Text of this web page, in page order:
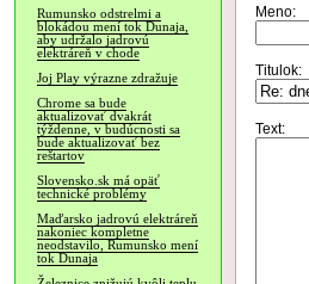
Rumunsko odstrelmi a
blokádou mení tok Dunaja,
aby udržalo jadrovú
elektráreň v chode
Joj Play výrazne zdražuje
Chrome sa bude
aktualizovať dvakrát
týždenne, v budúcnosti sa
bude aktualizovať bez
reštartov
Slovensko.sk má opäť
technické problémy
Maďarsko jadrovú elektráreň
nakoniec kompletne
neodstavilo, Rumunsko mení
tok Dunaja
Meno:
Titulok:
Text: